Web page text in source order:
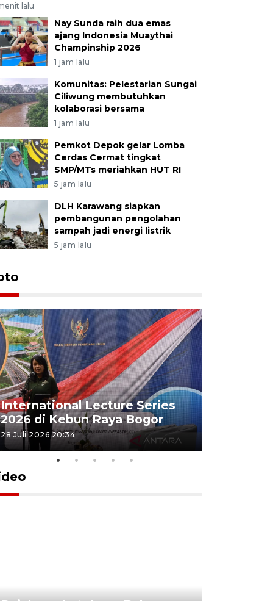
lalu
Nay Sunda raih dua emas
ajang Indonesia Muaythai
Champinship 2026
1 jam lalu
Komunitas: Pelestarian Sungai
Ciliwung membutuhkan
kolaborasi bersama
1 jam lalu
Pemkot Depok gelar Lomba
Cerdas Cermat tingkat
SMP/MTs meriahkan HUT RI
5 jam lalu
DLH Karawang siapkan
pembangunan pengolahan
sampah jadi energi listrik
5 jam lalu
International Lecture Series
2026 di Kebun Raya Bogor
28 Juli 2026 20:34